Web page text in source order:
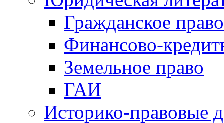
Гражданское право
Финансово-
Земельное право
ГАИ
Историко-правовые